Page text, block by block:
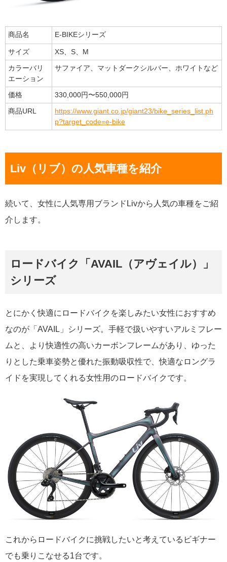
商品名 E-BIKEシリーズ
サイズ
XS、S、M
カラーバリ
エーション
サファイア、マットダークシルバー、ホワイトなど
価格
330,000円〜550,000円
商品URL
https://www.giant.co.jp/giant23/bike_series_list.ph
p?target_code=e-bike
Liv（リブ）の人気車種を紹介
続いて、女性に人気専用ブランドLivから人気の車種をご紹
介します。
ロードバイク「AVAIL（アヴェイル）」
シリーズ
とにかく快適にロードバイクを楽しみたい女性におすすめ
なのが「AVAIL」シリーズ。手軽で扱いやすいアルミフレー
ムと、より快適性の高いカーボンフレームがあり、ゆった
りとした乗車姿勢と優れた振動吸収性で、快適なロングラ
イドを実現してくれる女性用のロードバイクです。
これからロードバイクに挑戦したいと考えているビギナー
でも乗りこなせる1台です。